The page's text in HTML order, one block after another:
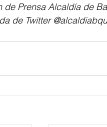
de Prensa Alcaldía de
de Twitter